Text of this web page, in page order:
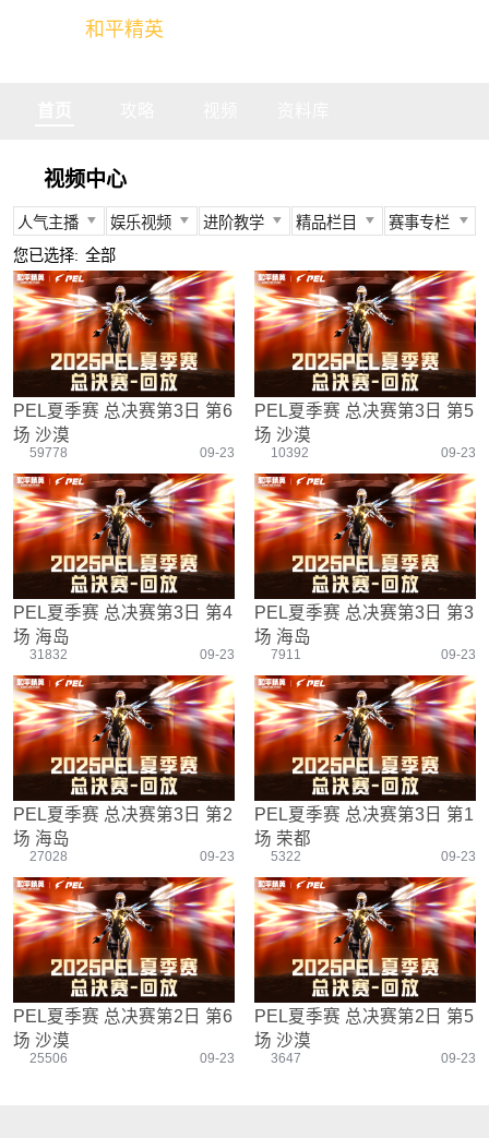
和平精英
视频中心
人气主播 娱乐视频 进阶教学 精品栏目 赛事专栏
所有
不求人
柔柔
难言
冬季
奇怪君
艺帝帝
晚玉
娱乐精英
情感电台
真人搞笑
带妹大作战
我的憨队友
身法教学
武器装备
资源分布
操作意识
刚枪技巧
野点发育
载具解析
游戏设置
压枪教学
落地选择
官方视频
燃烧吧大局观
盒子有话说
快来扶我
作死鸽
精英测评师
精英操作篇
主播搞笑篇
欢乐时刻
盒平老中医
防弹铁头团
PEC
PEL
PEGI
其他赛事
赛事回放
精彩集锦
您已选择: 全部
PEL夏季赛 总决赛第3日 第6
场 沙漠
59778 09-23
PEL夏季赛 总决赛第3日 第5
场 沙漠
10392 09-23
PEL夏季赛 总决赛第3日 第4
场 海岛
31832 09-23
PEL夏季赛 总决赛第3日 第3
场 海岛
7911 09-23
PEL夏季赛 总决赛第3日 第2
场 海岛
27028 09-23
PEL夏季赛 总决赛第3日 第1
场 荣都
5322 09-23
PEL夏季赛 总决赛第2日 第6
场 沙漠
25506 09-23
PEL夏季赛 总决赛第2日 第5
场 沙漠
3647 09-23